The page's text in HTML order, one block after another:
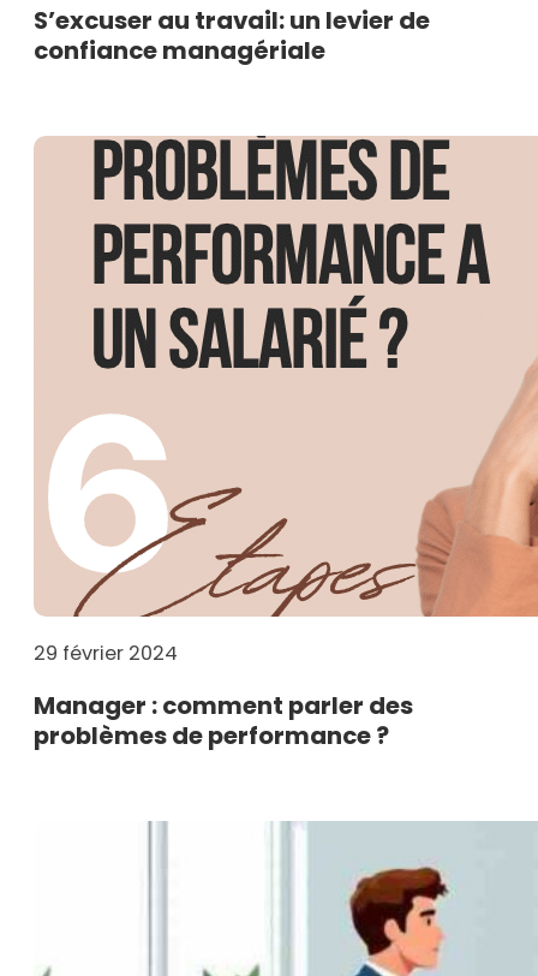
S’excuser au travail: un levier de
confiance managériale
29 février 2024
Manager : comment parler des
problèmes de performance ?